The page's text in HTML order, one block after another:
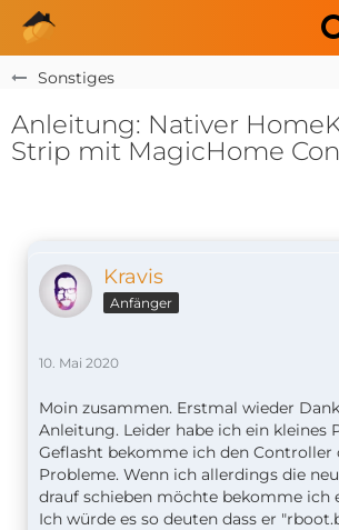
Sonstiges
Anleitung: Nativer
Strip mit MagicHome
Kravis
Anfänger
10. Mai 2020
Moin zusammen. Erstmal wieder
Anleitung. Leider habe ich ein kleines
Geflasht bekomme ich den Controller
Probleme. Wenn ich allerdings die
drauf schieben möchte bekomme ich
Ich würde es so deuten dass er